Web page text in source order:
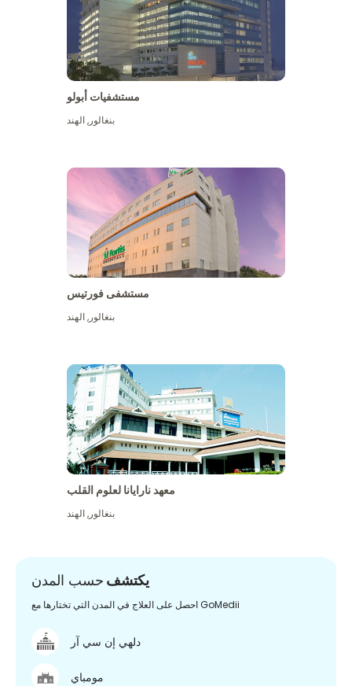
مستشفيات أبولو
بنغالور,الهند
مستشفى فورتيس
بنغالور,الهند
معهد نارايانا لعلوم القلب
بنغالور,الهند
يكتشف حسب المدن
احصل على العلاج في المدن التي تختارها مع GoMedii
دلهي إن سي آر
مومباي